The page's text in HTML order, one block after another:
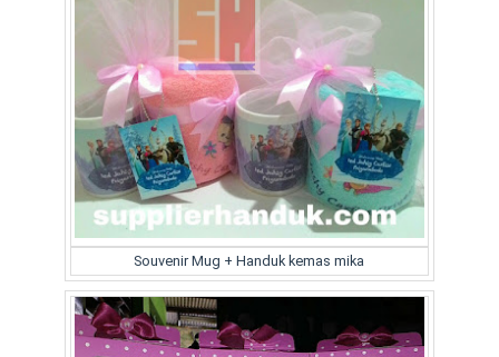
Souvenir Mug + Handuk kemas mika